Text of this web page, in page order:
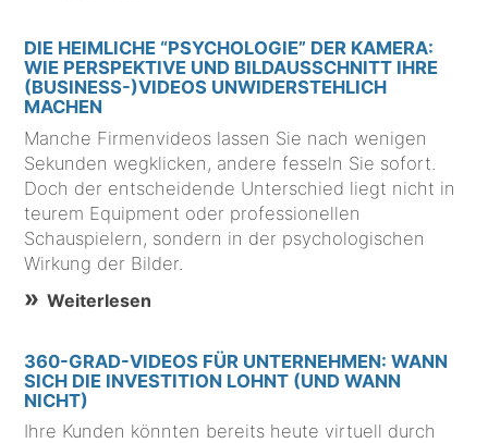
DIE HEIMLICHE “PSYCHOLOGIE” DER KAMERA:
WIE PERSPEKTIVE UND BILDAUSSCHNITT IHRE
(BUSINESS-)VIDEOS UNWIDERSTEHLICH
MACHEN
Manche Firmenvideos lassen Sie nach wenigen
Sekunden wegklicken, andere fesseln Sie sofort.
Doch der entscheidende Unterschied liegt nicht in
teurem Equipment oder professionellen
Schauspielern, sondern in der psychologischen
Wirkung der Bilder.
Weiterlesen
360-GRAD-VIDEOS FÜR UNTERNEHMEN: WANN
SICH DIE INVESTITION LOHNT (UND WANN
NICHT)
Ihre Kunden könnten bereits heute virtuell durch